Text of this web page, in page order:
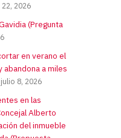
2026
(Pregunta
en verano el
a miles
julio 8, 2026
en las
Alberto
del inmueble